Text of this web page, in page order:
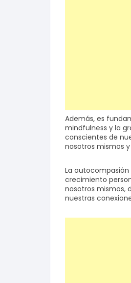
Además, es
mindfulness y la
conscientes de
nosotros mismos
La
crecimiento
nosotros mismos,
nuestras